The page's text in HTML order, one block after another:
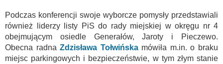
Podczas konferencji swoje wyborcze pomysły przedstawiali
również liderzy listy PiS do rady miejskiej w okręgu nr 4
obejmującym osiedle Generałów, Jaroty i Pieczewo.
Obecna radnaZdzisława Tołwińskamówiła m.in. o braku
miejsc parkingowych i bezpieczeństwie, w tym złym stanie